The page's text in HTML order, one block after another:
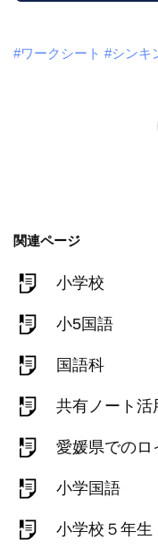
#ワークシート #シンキ
関連ページ
小学校
小5国語
国語科
共有ノート活
愛媛県でのロ
小学国語
小学校５年生